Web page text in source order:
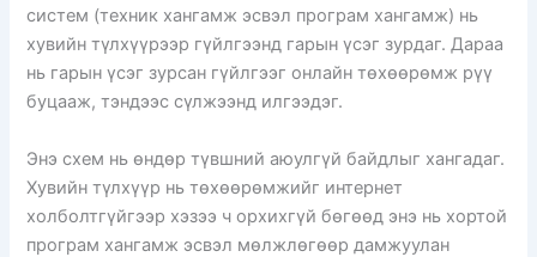
систем (техник хангамж эсвэл програм хангамж) нь
хувийн түлхүүрээр гүйлгээнд гарын үсэг зурдаг. Дараа
нь гарын үсэг зурсан гүйлгээг онлайн төхөөрөмж рүү
буцааж, тэндээс сүлжээнд илгээдэг.
Энэ схем нь өндөр түвшний аюулгүй байдлыг хангадаг.
Хувийн түлхүүр нь төхөөрөмжийг интернет
холболтгүйгээр хэзээ ч орхихгүй бөгөөд энэ нь хортой
програм хангамж эсвэл мөлжлөгөөр дамжуулан